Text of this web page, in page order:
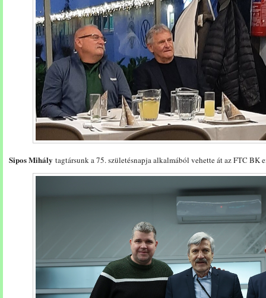
Sipos Mihály tagtársunk a 75. születésnapja alkalmából vehette át az FTC BK